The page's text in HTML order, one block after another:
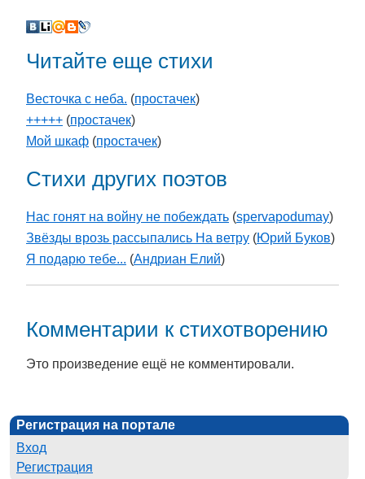
Читайте еще стихи
Весточка с неба. (простачек)
+++++ (простачек)
Мой шкаф (простачек)
Стихи других поэтов
Нас гонят на войну не побеждать (spervapodumay)
Звёзды врозь рассыпались На ветру (Юрий Буков)
Я подарю тебе... (Андриан Елий)
Комментарии к стихотворению
Это произведение ещё не комментировали.
Регистрация на портале
Вход
Регистрация